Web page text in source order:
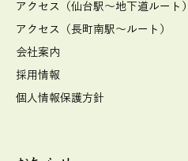
アクセス（仙台駅～地下道ルート）
アクセス（長町南駅～ルート）
会社案内
採用情報
個人情報保護方針